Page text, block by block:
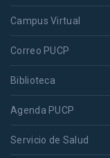
Campus Virtual
Correo PUCP
Biblioteca
Agenda PUCP
Servicio de Salud